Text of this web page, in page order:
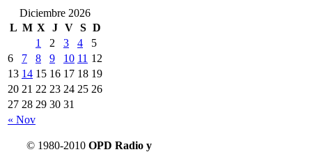
Diciembre 2026
L M X J V S D
« Nov
1 2 3 4
5
6
7 8 9 10 11 12
13 14 15 16 17 18 19
20 21 22 23 24 25 26
27 28 29 30 31
© 1980-2010 OPD Radio y